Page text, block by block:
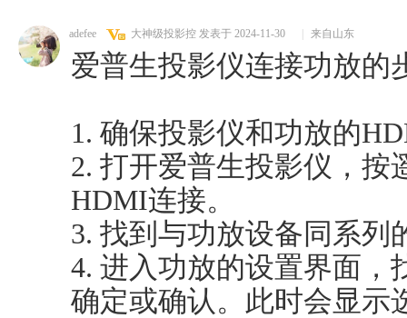
adefee 大神级投影控 发表于 2024-11-30 来自山东
爱普生投影仪连接功放的
1. 确保投影仪和功放的
2. 打开爱普生投影仪，按
HDMI连接。
3. 找到与功放设备同系列
4. 进入功放的设置界面，
确定或确认。此时会显示